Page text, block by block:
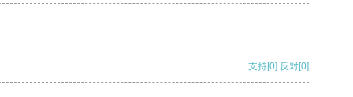
支持[0] 反对[0]